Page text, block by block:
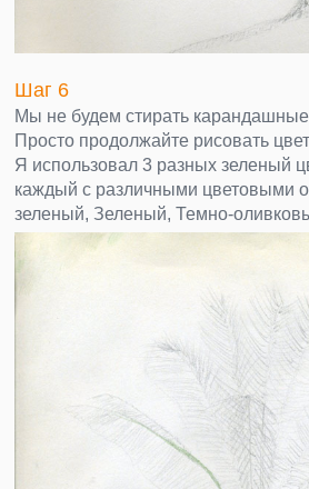
Шаг 6
Мы не будем стирать карандашные
Просто продолжайте рисовать
Я использовал 3 разных зеленый
каждый с различными цветовыми
зеленый, Зеленый, Темно-